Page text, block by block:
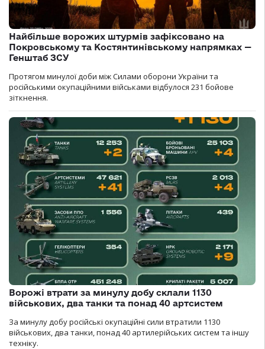
Найбільше ворожих штурмів зафіксовано на
Покровському та Костянтинівському напрямках —
Генштаб ЗСУ
Протягом минулої доби між Силами оборони України та
російськими окупаційними військами відбулося 231 бойове
зіткнення.
Ворожі втрати за минулу добу склали 1130
військових, два танки та понад 40 артсистем
За минулу добу російські окупаційні сили втратили 1130
військових, два танки, понад 40 артилерійських систем та іншу
техніку.